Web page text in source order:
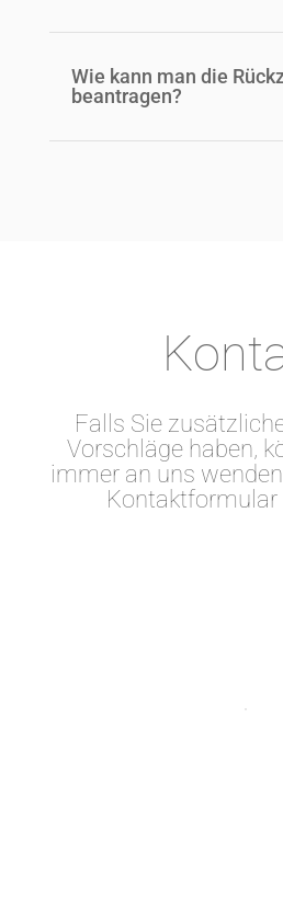
Wie kann man die
beantragen?
Falls Sie
Vorschläge haben,
immer an uns
Kontaktformular